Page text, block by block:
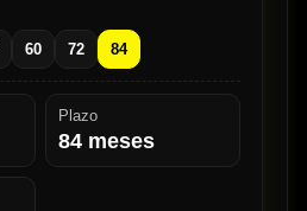
60 72 84
Plazo
84 meses